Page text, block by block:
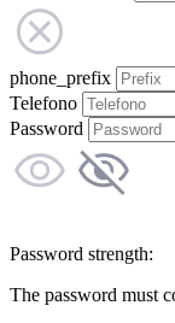
phone_prefix
Telefono
Password
Password strength:
The password must